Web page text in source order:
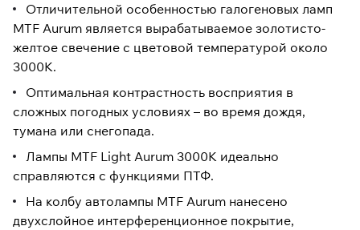
Отличительной особенностью галогеновых ламп
MTF Aurum является вырабатываемое золотисто-
желтое свечение с цветовой температурой около
3000К.
Оптимальная контрастность восприятия в
сложных погодных условиях – во время дождя,
тумана или снегопада.
Лампы MTF Light Aurum 3000K идеально
справляются с функциями ПТФ.
На колбу автолампы MTF Aurum нанесено
двухслойное интерференционное покрытие,